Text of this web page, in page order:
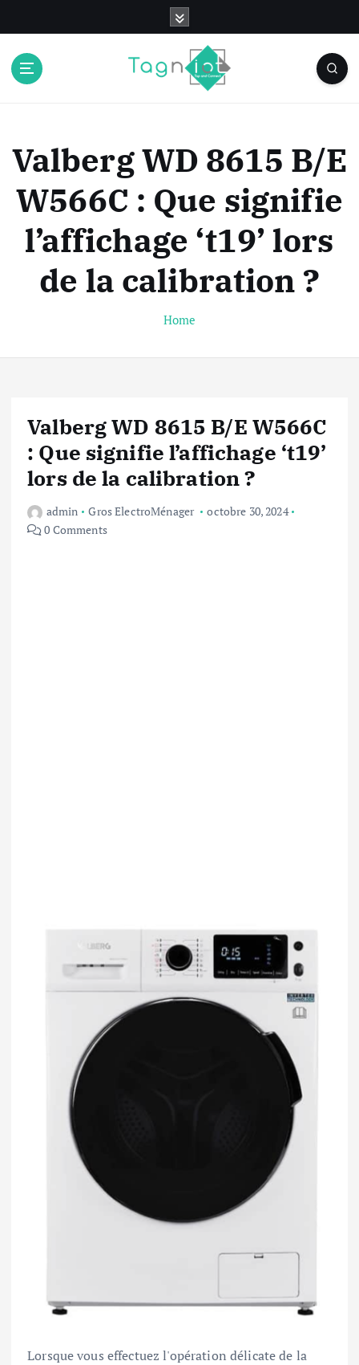
Valberg WD 8615 B/E
W566C : Que signifie
l’affichage ‘t19’ lors
de la calibration ?
Home
Valberg WD 8615 B/E W566C
: Que signifie l’affichage ‘t19’
lors de la calibration ?
admin Gros ElectroMénager
octobre 30, 2024
0 Comments
Lorsque vous effectuez l'opération délicate de la